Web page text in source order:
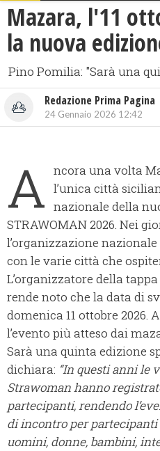
Mazara, l'11
la nuova
Pino Pomilia: "Sarà una
Redazione Prima Pagina
24 Gennaio 2026 12:42
A ncora una volta
l’unica città
nazionale della
STRAWOMAN 2026. Nei
l’organizzazione
con le varie città che
L’organizzatore della
rende noto che la data di
domenica 11 ottobre 2026.
l’evento più atteso dai
Sarà una quinta edizione
dichiara: “In questi anni le
Strawoman hanno
partecipanti, rendendo
di incontro per
uomini, donne, bambini,